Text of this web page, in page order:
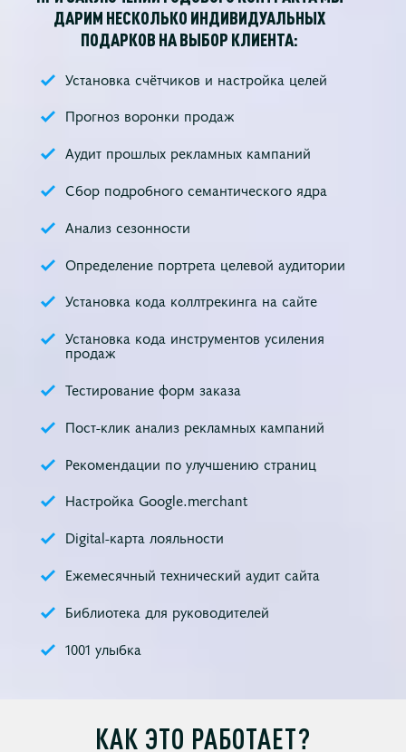
ДАРИМ НЕСКОЛЬКО ИНДИВИДУАЛЬНЫХ
ПОДАРКОВ НА ВЫБОР КЛИЕНТА:
Установка счётчиков и настройка целей
Прогноз воронки продаж
Аудит прошлых рекламных кампаний
Сбор подробного семантического ядра
Анализ сезонности
Определение портрета целевой аудитории
Установка кода коллтрекинга на сайте
Установка кода инструментов усиления
продаж
Тестирование форм заказа
Пост-клик анализ рекламных кампаний
Рекомендации по улучшению страниц
Настройка Google.merchant
Digital-карта лояльности
Ежемесячный технический аудит сайта
Библиотека для руководителей
1001 улыбка
КАК ЭТО РАБОТАЕТ?